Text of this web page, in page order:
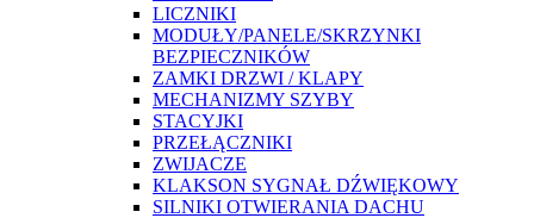
LICZNIKI
MODUŁY/PANELE/SKRZYNKI
BEZPIECZNIKÓW
ZAMKI DRZWI / KLAPY
MECHANIZMY SZYBY
STACYJKI
PRZEŁĄCZNIKI
ZWIJACZE
KLAKSON SYGNAŁ DŹWIĘKOWY
SILNIKI OTWIERANIA DACHU